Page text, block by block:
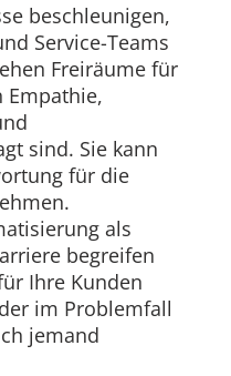
beschleunigen,
Service-Teams
Freiräume für
Empathie,
sind. Sie kann
für die
als
begreifen
Ihre Kunden
im Problemfall
jemand